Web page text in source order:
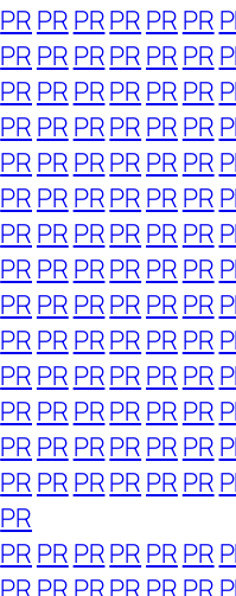
PR PR PRPR PR PR
PR PR PRPR PR PR
PR PR PRPR PR PR
PR PR PRPR PR PR
PR PR PRPR PR PR
PR PR PRPR PR PR
PR PR PRPR PR PR
PR PR PRPR PR PR
PR PR PRPR PR PR
PR PR PRPR PR PR
PR PR PRPR PR PR
PR PR PRPR PR PR
PR PR PRPR PR PR
PR PR PRPR PR PR
PR
PR PR PRPR PR PR